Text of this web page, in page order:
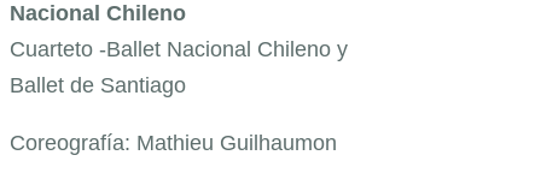
Nacional Chileno
Cuarteto -Ballet Nacional Chileno y
Ballet de Santiago
Coreografía: Mathieu Guilhaumon